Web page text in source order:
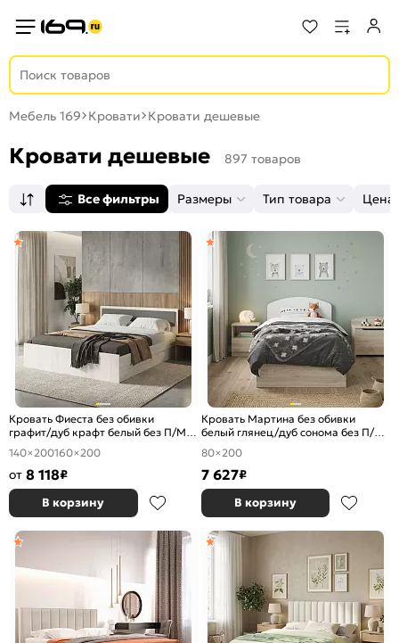
Мебель 169 Кровати Кровати дешевые
Кровати дешевые 897 товаров
Все фильтры Размеры Тип товара Цена
Кровать Фиеста без обивки
графит/дуб крафт белый без П/М
1400x2000, изголовье жесткое
140×200160×200
от 8 118₽
В корзину
Кровать Мартина без обивки
белый глянец/дуб сонома без П/М
800x2000, изголовье жесткое
80×200
7 627₽
В корзину